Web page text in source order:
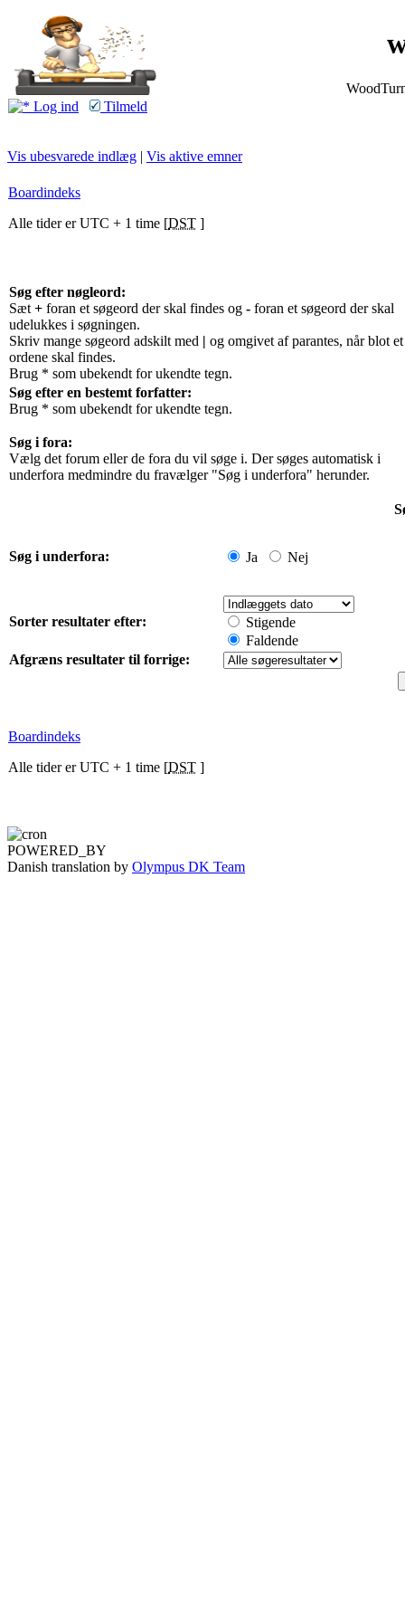
Log ind
Tilmeld
Vis ubesvarede indlæg | Vis aktive emner
Boardindeks
Alle tider er UTC + 1 time [DST ]
Søg efter nøgleord:
Sæt + foran et søgeord der skal findes og - foran et søgeord der skal
udelukkes i søgningen.
Skriv mange søgeord adskilt med | og omgivet af parantes, når blot
ordene skal findes.
Brug * som ubekendt for ukendte tegn.
Søg efter en bestemt forfatter:
Brug * som ubekendt for ukendte tegn.
Søg i fora:
Vælg det forum eller de fora du vil søge i. Der søges automatisk i
underfora medmindre du fravælger "Søg i underfora" herunder.
Søg i underfora: Ja Nej
Sorter resultater efter:
Stigende
Faldende
Afgræns resultater til forrige:
Boardindeks
Alle tider er UTC + 1 time [DST ]
POWERED_BY
Danish translation by Olympus DK Team